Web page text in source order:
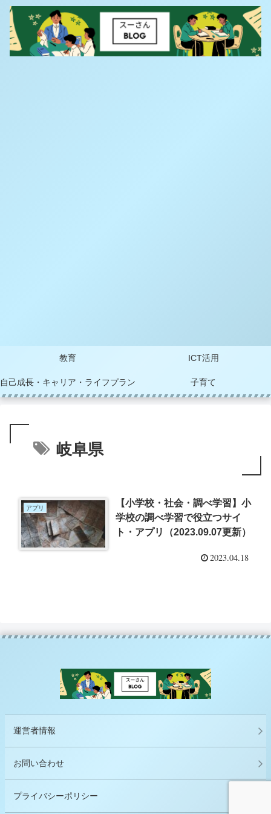
教育 ICT活用
自己成長・キャリア・ライフプラン 子育て
岐阜県
アプリ
【小学校・社会・調べ学習】小
学校の調べ学習で役立つサイ
ト・アプリ（2023.09.07更新）
2023.04.18
運営者情報
お問い合わせ
プライバシーポリシー